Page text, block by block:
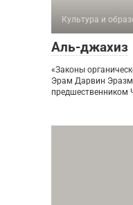
Культура и
Аль-джахиз
«Законы
Эрам Дарвин
предшественником